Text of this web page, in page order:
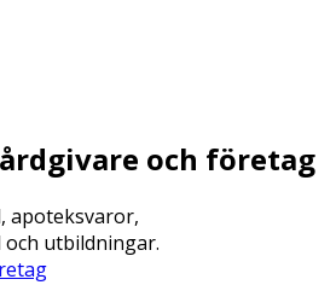
och företag
apoteksvaror,
utbildningar.